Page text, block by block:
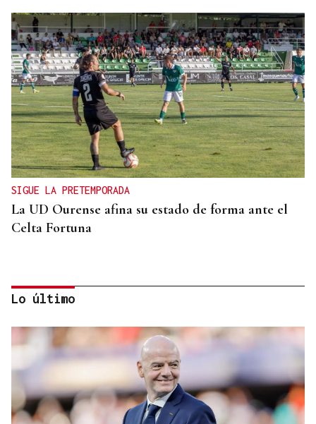
SIGUE LA PRETEMPORADA
La UD Ourense afina su estado de forma ante el
Celta Fortuna
Lo último